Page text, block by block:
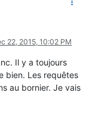
22, 2015, 10:02 PM
Il y a toujours
bien. Les requêtes
au bornier. Je vais